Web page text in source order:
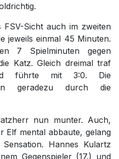
Sicht auch im zweiten
jeweils einmal 45 Minuten.
7 Spielminuten gegen
Katz. Gleich dreimal traf
führte mit 3:0. Die
geradezu durch die
nun munter. Auch,
Elf mental abbaute, gelang
Hannes Kulartz
Gegenspieler (17.) und